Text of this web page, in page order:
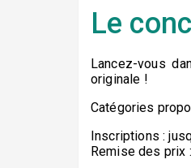
Le
Lancez-vous
originale !
Catégories
Inscriptions :
Remise des prix